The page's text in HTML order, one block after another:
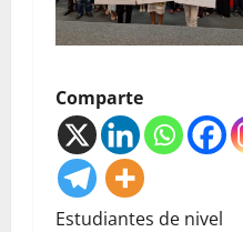
Comparte
Estudiantes de nivel